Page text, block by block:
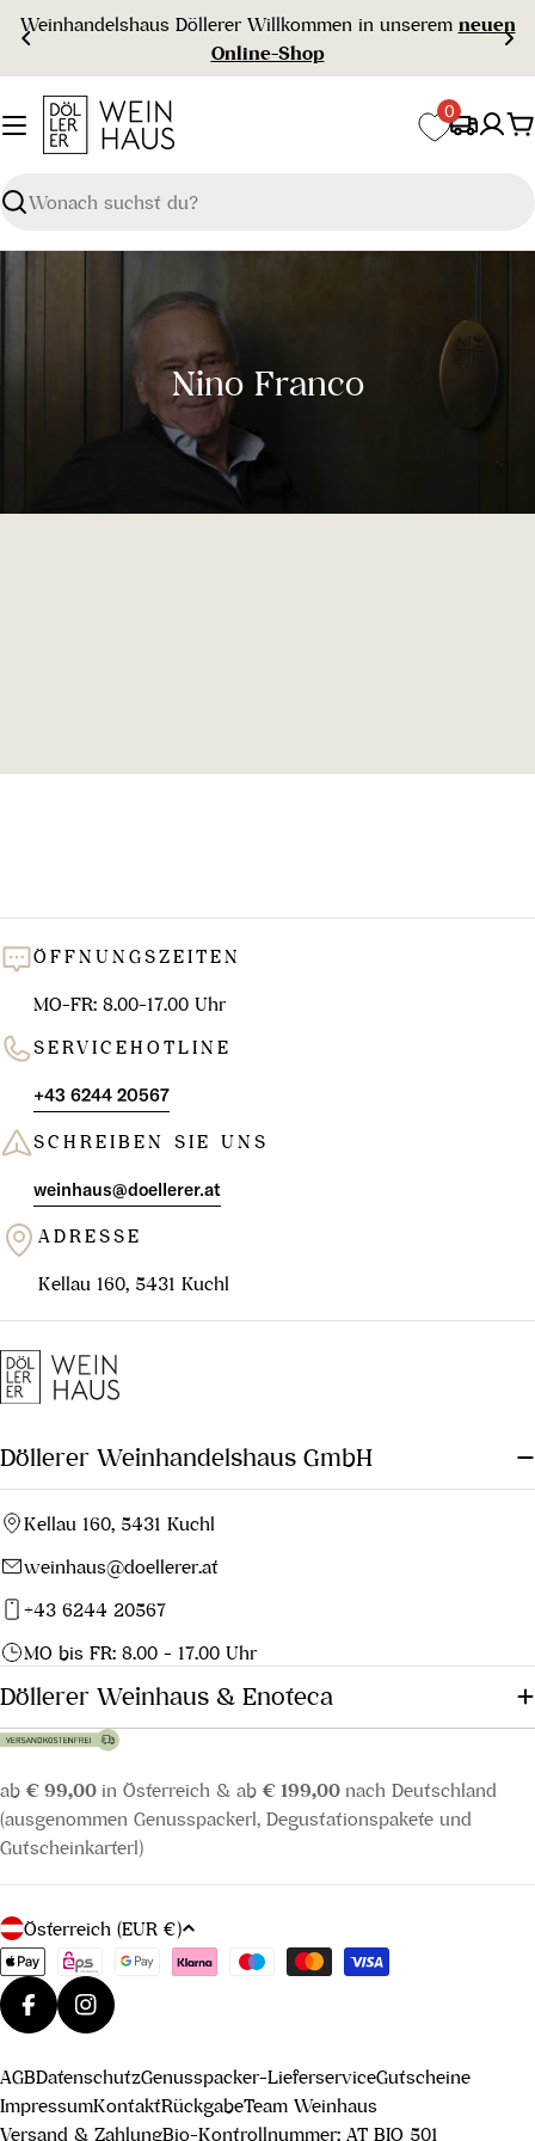
Zum
Inhalt
springen
Weinhandelshaus Döllerer Willkommen in unserem neuen
Online-Shop
Suchen
0
S
a
m
Nino Franco
ÖFFNUNGSZEITEN
MO-FR: 8.00-17.00 Uhr
SERVICEHOTLINE
+43 6244 20567
SCHREIBEN SIE UNS
weinhaus@doellerer.at
ADRESSE
Kellau 160, 5431 Kuchl
Döllerer Weinhandelshaus GmbH
Kellau 160, 5431 Kuchl
weinhaus@doellerer.at
+43 6244 20567
MO bis FR: 8.00 - 17.00 Uhr
Döllerer Weinhaus & Enoteca
ab € 99,00 in Österreich & ab € 199,00 nach Deutschland
(ausgenommen Genusspackerl, Degustationspakete und
Gutscheinkarterl)
L
a
n
d
R
e
Österreich (EUR €)
Zahlungsmethoden
FacebookInstagram
AGBDatenschutzGenusspacker-LieferserviceGutscheine
ImpressumKontaktRückgabeTeam Weinhaus
Versand & ZahlungBio-Kontrollnummer: AT BIO 501